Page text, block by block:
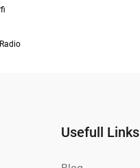
Usefull Links